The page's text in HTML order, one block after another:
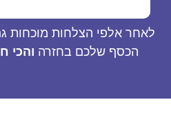
לאחר אלפי הצלחות מוכחות
הכסף שלכם בחזרהוהכי